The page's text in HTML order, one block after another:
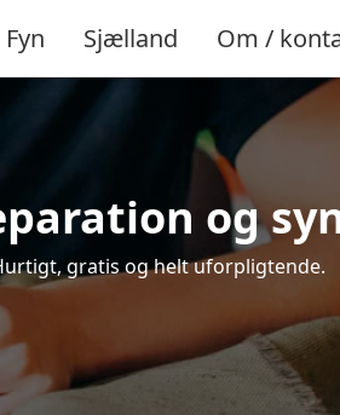
Fyn Sjælland Om /
og
gratis og helt uforpligtende.